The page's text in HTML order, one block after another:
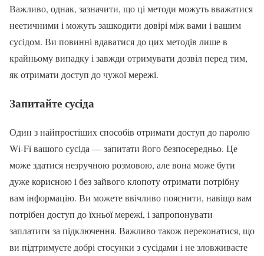
Важливо, однак, зазначити, що ці методи можуть вважатися
неетичними і можуть зашкодити довірі між вами і вашим
сусідом. Ви повинні вдаватися до цих методів лише в
крайньому випадку і завжди отримувати дозвіл перед тим,
як отримати доступ до чужої мережі.
Запитайте сусіда
Один з найпростіших способів отримати доступ до паролю
Wi-Fi вашого сусіда — запитати його безпосередньо. Це
може здатися незручною розмовою, але вона може бути
дуже корисною і без зайвого клопоту отримати потрібну
вам інформацію. Ви можете ввічливо пояснити, навіщо вам
потрібен доступ до їхньої мережі, і запропонувати
заплатити за підключення. Важливо також переконатися, що
ви підтримуєте добрі стосунки з сусідами і не зловживаєте